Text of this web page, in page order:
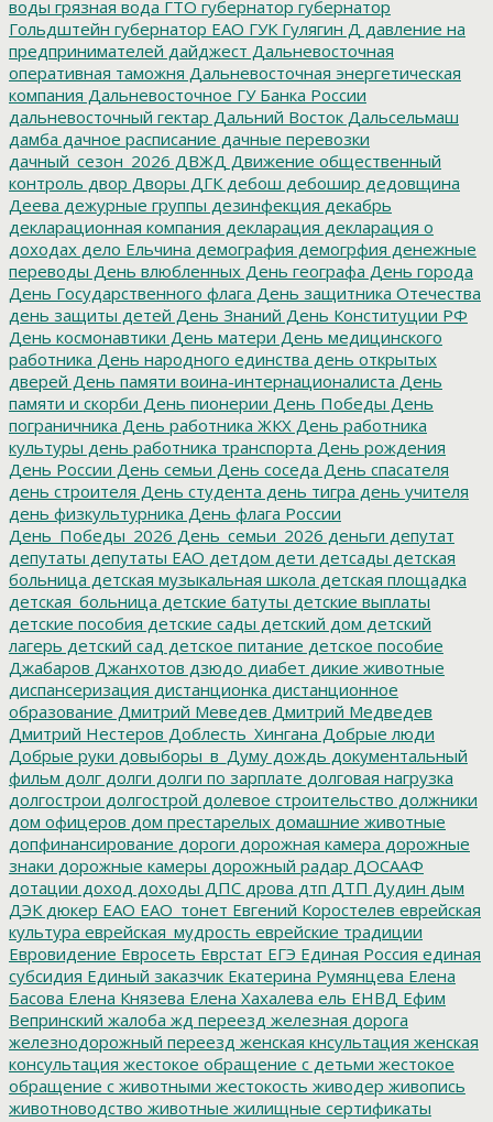
воды грязная вода ГТО губернатор губернатор
Гольдштейн губернатор ЕАО ГУК Гулягин Д давление на
предпринимателей дайджест Дальневосточная
оперативная таможня Дальневосточная энергетическая
компания Дальневосточное ГУ Банка России
дальневосточный гектар Дальний Восток Дальсельмаш
дамба дачное расписание дачные перевозки
дачный_сезон_2026 ДВЖД Движение общественный
контроль двор Дворы ДГК дебош дебошир дедовщина
Деева дежурные группы дезинфекция декабрь
декларационная компания декларация декларация о
доходах дело Ельчина демография демогрфия денежные
переводы День влюбленных День географа День города
День Государственного флага День защитника Отечества
день защиты детей День Знаний День Конституции РФ
День космонавтики День матери День медицинского
работника День народного единства день открытых
дверей День памяти воина-интернационалиста День
памяти и скорби День пионерии День Победы День
пограничника День работника ЖКХ День работника
культуры день работника транспорта День рождения
День России День семьи День соседа День спасателя
день строителя День студента день тигра день учителя
день физкультурника День флага России
День_Победы_2026 День_семьи_2026 деньги депутат
депутаты депутаты ЕАО детдом дети детсады детская
больница детская музыкальная школа детская площадка
детская_больница детские батуты детские выплаты
детские пособия детские сады детский дом детский
лагерь детский сад детское питание детское пособие
Джабаров Джанхотов дзюдо диабет дикие животные
диспансеризация дистанционка дистанционное
образование Дмитрий Меведев Дмитрий Медведев
Дмитрий Нестеров Доблесть_Хингана Добрые люди
Добрые руки довыборы_в_Думу дождь документальный
фильм долг долги долги по зарплате долговая нагрузка
долгострои долгострой долевое строительство должники
дом офицеров дом престарелых домашние животные
допфинансирование дороги дорожная камера дорожные
знаки дорожные камеры дорожный радар ДОСААФ
дотации доход доходы ДПС дрова дтп ДТП Дудин дым
ДЭК дюкер ЕАО ЕАО_тонет Евгений Коростелев еврейская
культура еврейская_мудрость еврейские традиции
Евровидение Евросеть Еврстат ЕГЭ Единая Россия единая
субсидия Единый заказчик Екатерина Румянцева Елена
Басова Елена Князева Елена Хахалева ель ЕНВД Ефим
Вепринский жалоба жд переезд железная дорога
железнодорожный переезд женская кнсультация женская
консультация жестокое обращение с детьми жестокое
обращение с животными жестокость живодер живопись
животноводство животные жилищные сертификаты